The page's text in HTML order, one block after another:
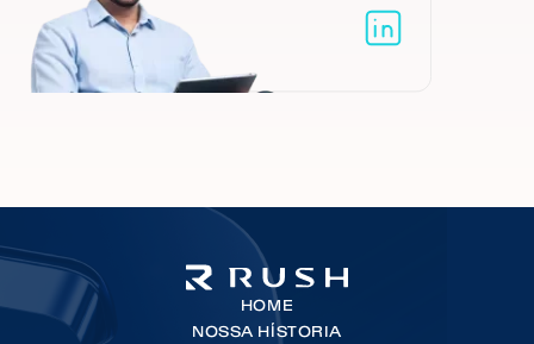
HOME
NOSSA HÍSTORIA